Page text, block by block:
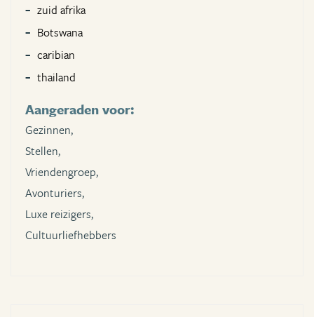
zuid afrika
Botswana
caribian
thailand
Aangeraden voor:
Gezinnen,
Stellen,
Vriendengroep,
Avonturiers,
Luxe reizigers,
Cultuurliefhebbers